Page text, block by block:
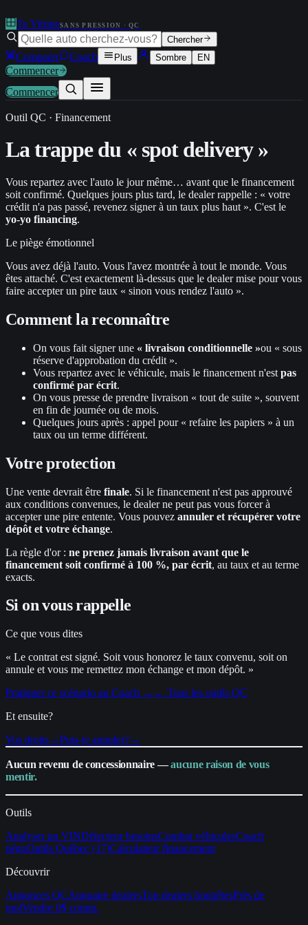
Ta VitrineSANS PRESSION · QC
Chercher
Comparer Coach Plus Sombre EN
Commencer
Commencer
Outil QC · Financement
La trappe du « spot delivery »
Vous repartez avec l'auto le jour même… avant que le financement
soit confirmé. Quelques jours plus tard, le dealer rappelle : « votre
crédit n'a pas passé, revenez signer à un taux plus haut ». C'est le
yo-yo financing.
Le piège émotionnel
Vous avez déjà l'auto. Vous l'avez montrée à tout le monde. Vous
êtes attaché. C'est exactement là-dessus que le dealer mise pour vous
faire accepter un pire taux « sinon vous rendez l'auto ».
Comment la reconnaître
On vous fait signer une « livraison conditionnelle »ou « sous
réserve d'approbation du crédit ».
Vous repartez avec le véhicule, mais le financement n'est pas
confirmé par écrit.
On vous presse de prendre livraison « tout de suite », souvent
en fin de journée ou de mois.
Quelques jours après : appel pour « refaire les papiers » à un
taux ou un terme différent.
Votre protection
Une vente devrait être finale. Si le financement n'est pas approuvé
aux conditions convenues, le dealer ne peut pas vous forcer à
accepter une pire entente. Vous pouvez annuler et récupérer votre
dépôt et votre échange.
La règle d'or : ne prenez jamais livraison avant que le
financement soit confirmé à 100 %, par écrit, au taux et au terme
exacts.
Si on vous rappelle
Ce que vous dites
« Le contrat est signé. Soit vous honorez le taux convenu, soit on
annule et vous me remettez mon échange et mon dépôt. »
Pratiquer ce scénario au Coach → ← Tous les outils QC
Et ensuite?
Vos droits→Puis-je annuler?→
Aucun revenu de concessionnaire — aucune raison de vous
mentir.
Outils
Analyser un VINDétecteur besoinsCombat véhiculesCoach
négoOutils Québec (17)Calculateur financement
Découvrir
Annonces QCAnnuaire dealersTop dealers honnêtesPrès de
moiVendre 0$ comm.